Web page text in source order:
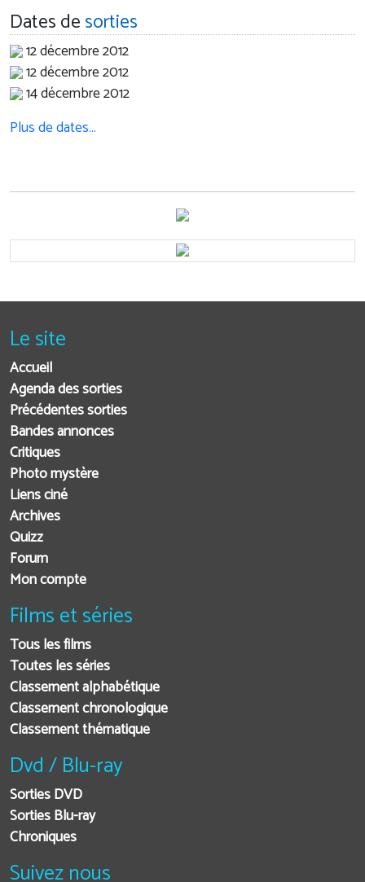
Dates desorties
12 décembre 2012
12 décembre 2012
14 décembre 2012
Plus de dates…
Le site
Accueil
Agenda des sorties
Précédentes sorties
Bandes annonces
Critiques
Photo mystère
Liens ciné
Archives
Quizz
Forum
Mon compte
Films et séries
Tous les films
Toutes les séries
Classement alphabétique
Classement chronologique
Classement thématique
Dvd / Blu-ray
Sorties DVD
Sorties Blu-ray
Chroniques
Suivez nous